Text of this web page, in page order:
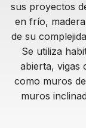
sus proyectos
en frío,
de su
Se utiliza
abierta, vigas
como muros
muros